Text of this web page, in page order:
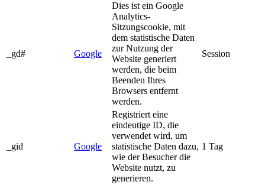
_gd# Google
Dies ist ein Google
Analytics-
Sitzungscookie, mit
dem statistische Daten
zur Nutzung der
Website generiert
werden, die beim
Beenden Ihres
Browsers entfernt
werden.
Session
_gid Google
Registriert eine
eindeutige ID, die
verwendet wird, um
statistische Daten dazu,
wie der Besucher die
Website nutzt, zu
generieren.
1 Tag